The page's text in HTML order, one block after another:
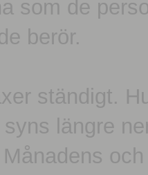
som de
berör.
ständigt.
längre